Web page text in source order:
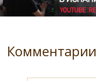
Комментарии